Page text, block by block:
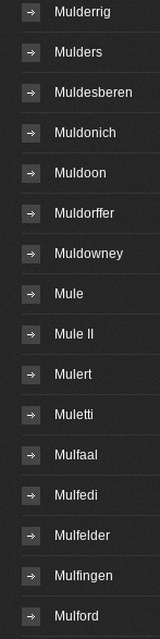
Mulderrig
Mulders
Muldesberen
Muldonich
Muldoon
Muldorffer
Muldowney
Mule
Mule II
Mulert
Muletti
Mulfaal
Mulfedi
Mulfelder
Mulfingen
Mulford